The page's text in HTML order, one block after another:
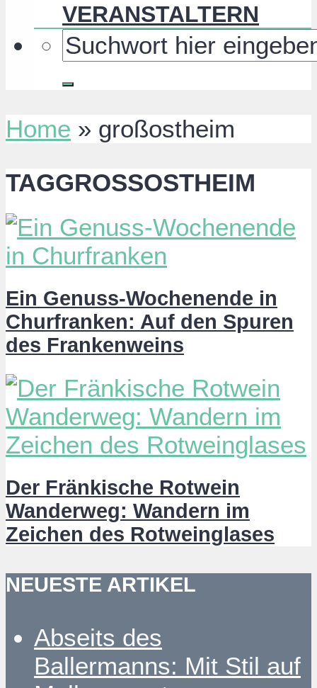
VERANSTALTERN
Home » großostheim
TAGGROSSOSTHEIM
Ein Genuss-Wochenende in
Churfranken: Auf den Spuren
des Frankenweins
Der Fränkische Rotwein
Wanderweg: Wandern im
Zeichen des Rotweinglases
NEUESTE ARTIKEL
Abseits des
Ballermanns: Mit Stil auf